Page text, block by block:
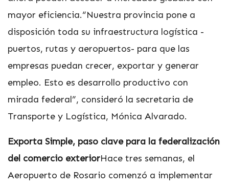
mayor eficiencia.“Nuestra provincia pone a
disposición toda su infraestructura logística -
puertos, rutas y aeropuertos- para que las
empresas puedan crecer, exportar y generar
empleo. Esto es desarrollo productivo con
mirada federal”, consideró la secretaria de
Transporte y Logística, Mónica Alvarado.
Exporta Simple, paso clave para la federalización
del comercio exteriorHace tres semanas, el
Aeropuerto de Rosario comenzó a implementar